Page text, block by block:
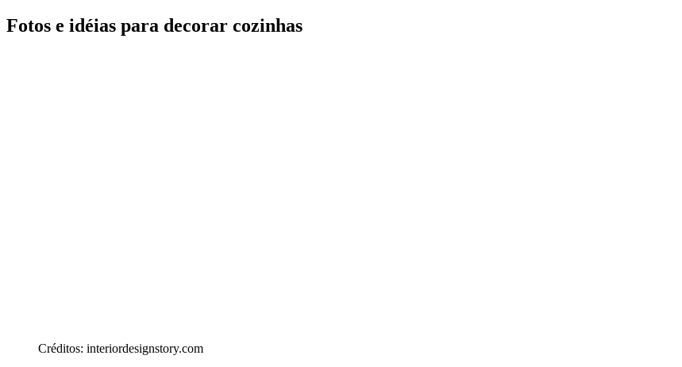
Fotos e idéias para decorar cozinhas
Créditos: interiordesignstory.com